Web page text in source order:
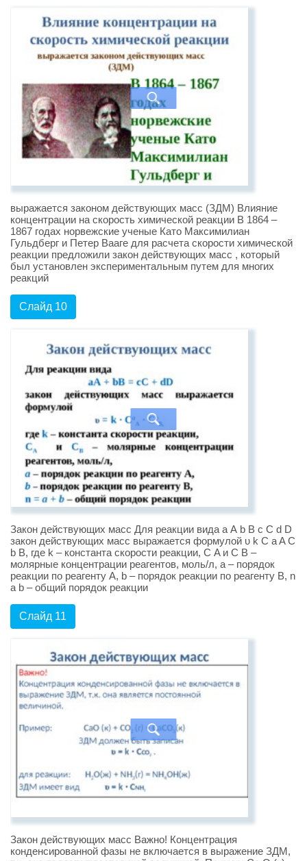
выражается законом действующих масс (ЗДМ) Влияние
концентрации на скорость химической реакции В 1864 –
1867 годах норвежские ученые Като Максимилиан
Гульдберг и Петер Вааге для расчета скорости химической
реакции предложили закон действующих масс , который
был установлен экспериментальным путем для многих
реакций
Слайд 10
Закон действующих масс Для реакции вида а А b B c C d D
закон действующих масс выражается формулой υ k С a A С
b B, где k – константа скорости реакции, С A и С B –
молярные концентрации реагентов, моль/л, а – порядок
реакции по реагенту А, b – порядок реакции по реагенту В, n
a b – общий порядок реакции
Слайд 11
Закон действующих масс Важно! Концентрация
конденсированной фазы не включается в выражение ЗДМ,